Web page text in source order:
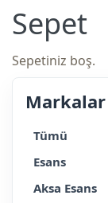
Sepet
Sepetiniz boş.
Markalar
Tümü
Esans
Aksa Esans